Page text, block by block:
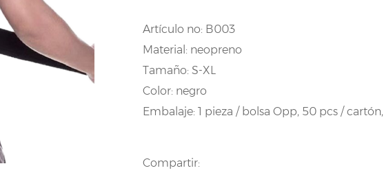
Artículo no: B003
Material: neopreno
Tamaño: S-XL
Color: negro
Embalaje: 1 pieza / bolsa Opp, 50 pcs / cartón,
Compartir: